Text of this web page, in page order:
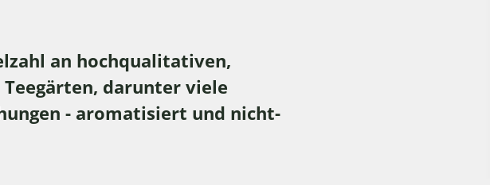
an hochqualitativen,
Teegärten, darunter viele
- aromatisiert und nicht-